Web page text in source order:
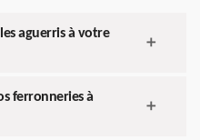
aguerris à votre
ferronneries à